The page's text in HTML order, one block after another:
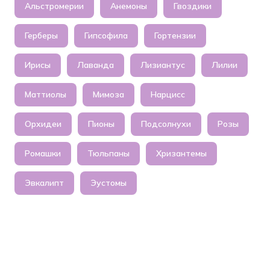
Альстромерии Анемоны Гвоздики
Герберы Гипсофила Гортензии
Ирисы Лаванда Лизиантус Лилии
Маттиолы Мимоза Нарцисс
Орхидеи Пионы Подсолнухи Розы
Ромашки Тюльпаны Хризантемы
Эвкалипт Эустомы